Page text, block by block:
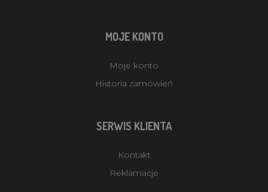
MOJE KONTO
Moje konto
Historia zamówień
SERWIS KLIENTA
Kontakt
Reklamacje